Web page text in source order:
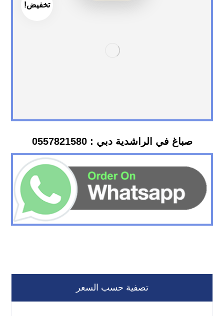
تخفيض!
صباغ في الراشدية دبي : 0557821580
تصفية حسب السعر